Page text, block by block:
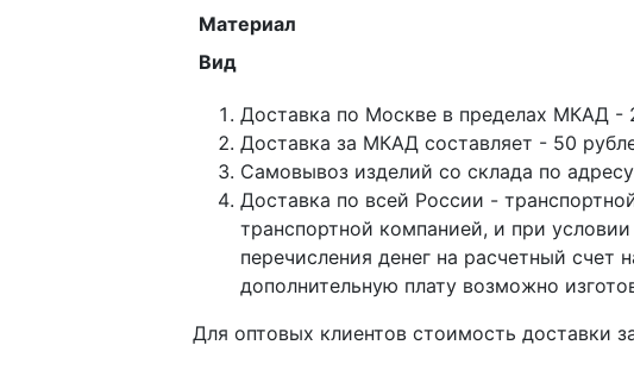
Материал
Вид
Доставка по Москве в пределах МКАД -
Доставка за МКАД составляет - 50
Самовывоз изделий со склада по
Доставка по всей России -
транспортной компанией, и при
перечисления денег на расчетный
дополнительную плату возможно
Для оптовых клиентов стоимость доставки